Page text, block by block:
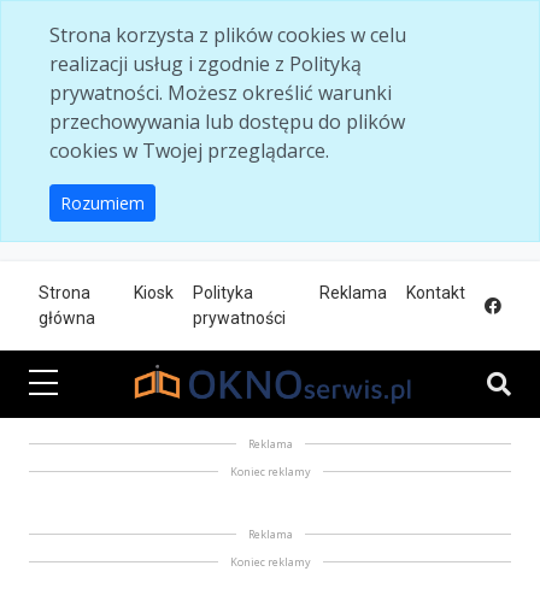
Strona korzysta z plików cookies w celu
realizacji usług i zgodnie z Polityką
prywatności. Możesz określić warunki
przechowywania lub dostępu do plików
cookies w Twojej przeglądarce.
Rozumiem
Strona
główna
Kiosk
Polityka
prywatności
Reklama Kontakt
Reklama
Koniec reklamy
Reklama
Koniec reklamy